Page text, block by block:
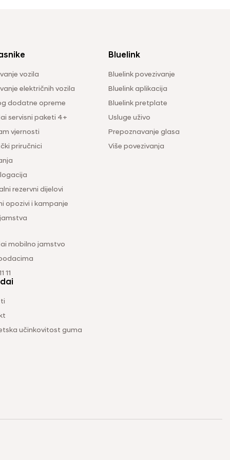
vozila
električnih vozila
dodatne opreme
servisni paketi 4+
vjernosti
priručnici
rezervni dijelovi
opozivi i kampanje
mobilno jamstvo
11
Bluelink
Bluelink povezivanje
Bluelink aplikacija
Bluelink pretplate
Usluge uživo
Prepoznavanje glasa
Više povezivanja
učinkovitost guma